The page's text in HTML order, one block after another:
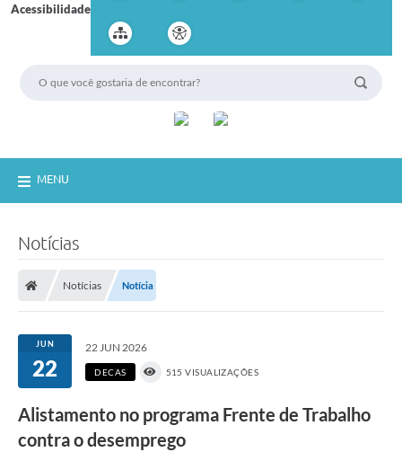
Acessibilidade
MENU
Notícias
Notícias Notícia
JUN
22
22 JUN 2026
DECAS 515 VISUALIZAÇÕES
Alistamento no programa Frente de Trabalho
contra o desemprego